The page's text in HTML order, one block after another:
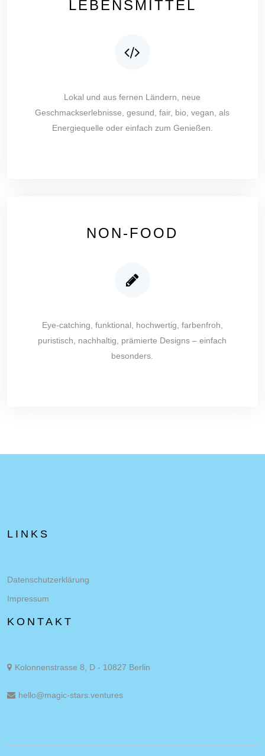
LEBENSMITTEL
Lokal und aus fernen Ländern, neue
Geschmackserlebnisse, gesund, fair, bio, vegan, als
Energiequelle oder einfach zum Genießen.
NON-FOOD
Eye-catching, funktional, hochwertig, farbenfroh,
puristisch, nachhaltig, prämierte Designs – einfach
besonders.
LINKS
Datenschutzerklärung
Impressum
KONTAKT
Kolonnenstrasse 8, D - 10827 Berlin
hello@magic-stars.ventures